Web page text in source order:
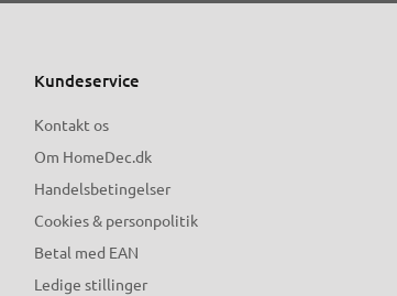
Kundeservice
Kontakt os
Om HomeDec.dk
Handelsbetingelser
Cookies & personpolitik
Betal med EAN
Ledige stillinger